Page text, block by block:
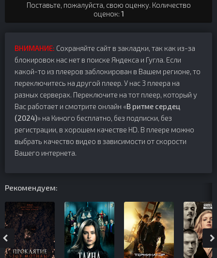
Поставьте, пожалуйста, свою оценку. Количество
оценок: 1
ВНИМАНИЕ: Сохраняйте сайт в закладки, так как из-за
блокировок нас нет в поиске Яндекса и Гугла. Если
какой-то из плееров заблокирован в Вашем регионе, то
переключитесь на другой плеер. У нас 3 плеера на
разных серверах. Переключите на тот плеер, который у
Вас работает и смотрите онлайн «В ритме сердец
(2024)» на Киного бесплатно, без подписки, без
регистрации, в хорошем качестве HD. В плеере можно
выбрать качество видео в зависимости от скорости
Вашего интернета.
Рекомендуем: